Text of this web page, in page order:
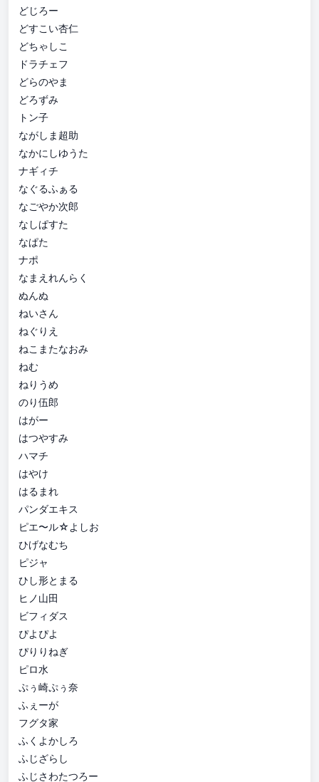
どじろー
どすこい杏仁
どちゃしこ
ドラチェフ
どらのやま
どろずみ
トン子
ながしま超助
なかにしゆうた
ナギィチ
なぐるふぁる
なごやか次郎
なしぱすた
なぱた
ナポ
なまえれんらく
ぬんぬ
ねいさん
ねぐりえ
ねこまたなおみ
ねむ
ねりうめ
のり伍郎
はがー
はつやすみ
ハマチ
はやけ
はるまれ
パンダエキス
ピエ〜ル☆よしお
ひげなむち
ピジャ
ひし形とまる
ヒノ山田
ビフィダス
ぴよぴよ
ぴりりねぎ
ピロ水
ぷぅ崎ぷぅ奈
ふぇーが
フグタ家
ふくよかしろ
ふじざらし
ふじさわたつろー